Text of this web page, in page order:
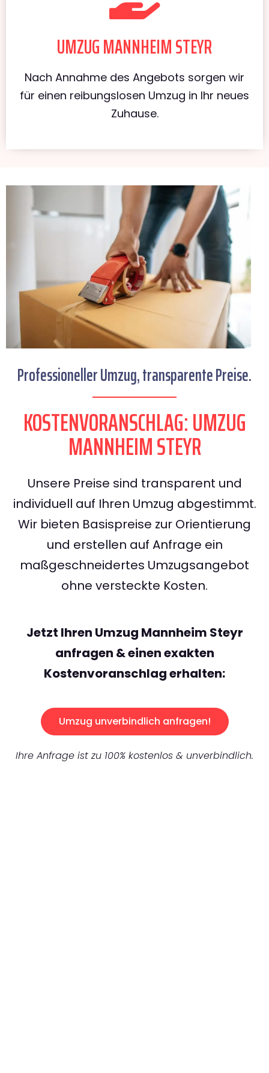
UMZUG MANNHEIM STEYR
Nach Annahme des Angebots sorgen wir
für einen reibungslosen Umzug in Ihr neues
Zuhause.
Professioneller Umzug, transparente Preise.
KOSTENVORANSCHLAG: UMZUG
MANNHEIM STEYR
Unsere Preise sind transparent und
individuell auf Ihren Umzug abgestimmt.
Wir bieten Basispreise zur Orientierung
und erstellen auf Anfrage ein
maßgeschneidertes Umzugsangebot
ohne versteckte Kosten.
Jetzt Ihren Umzug Mannheim Steyr
anfragen & einen exakten
Kostenvoranschlag erhalten:
Umzug unverbindlich anfragen!
Ihre Anfrage ist zu 100% kostenlos & unverbindlich.